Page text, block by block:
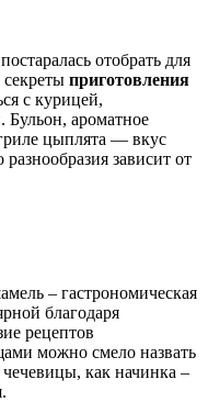
отобрать для
приготовления
с курицей,
Бульон, ароматное
цыплята — вкус
разнообразия зависит от
– гастрономическая
благодаря
рецептов
можно смело назвать
как начинка –